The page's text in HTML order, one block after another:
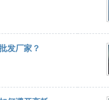
发厂家？